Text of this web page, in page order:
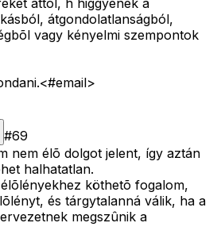
attól, h higgyenek a
átgondolatlanságból,
vagy kényelmi szempontok
#69
nem élõ dolgot jelent, így aztán
halhatatlan.
köthetõ fogalom,
és tárgytalanná válik, ha a
megszûnik a